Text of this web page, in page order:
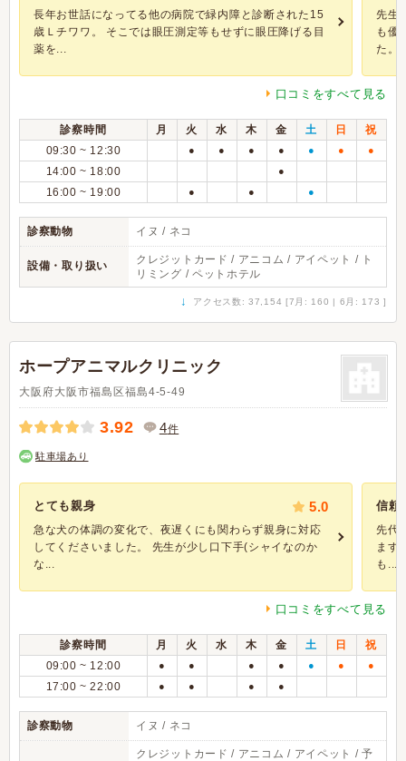
長年お世話になってる他の病院で緑内障と診断された15
歳Ｌチワワ。 そこでは眼圧測定等もせずに眼圧降げる目
薬を...
先生
も優
た。
口コミをすべて見る
診察時間 月 火 水 木 金 土 日
祝
09:30 ~ 12:30
● ● ● ● ● ● ●
14:00 ~ 18:00 ●
16:00 ~ 19:00 ● ● ●
診察動物 イヌ / ネコ
設備・取り扱い
クレジットカード / アニコム / アイペット / ト
リミング / ペットホテル
↓ アクセス数: 37,154 [7月: 160 | 6月: 173 ]
ホープアニマルクリニック
大阪府大阪市福島区福島4-5-49
3.92 4件
駐車場あり
とても親身 5.0
急な犬の体調の変化で、夜遅くにも関わらず親身に対応
してくださいました。 先生が少し口下手(シャイなのか
な...
信頼
先代
ます
も...
口コミをすべて見る
診察時間 月 火 水 木 金 土 日
祝
09:00 ~ 12:00
● ● ● ● ● ● ●
17:00 ~ 22:00 ● ● ● ●
診察動物 イヌ / ネコ
クレジットカード / アニコム / アイペット / 予